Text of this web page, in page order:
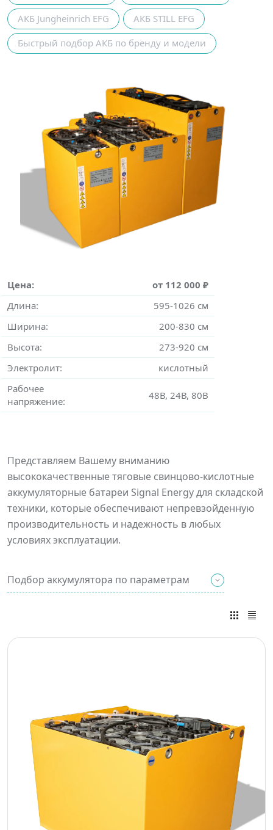
АКБ Jungheinrich EFG
АКБ STILL EFG
Быстрый подбор АКБ по бренду и модели
Цена:
от 112 000 ₽
Длина:
595-1026 см
Ширина:
200-830 см
Высота:
273-920 см
Электролит:
кислотный
Рабочее
напряжение:
48В, 24В, 80В
Представляем Вашему вниманию
высококачественные тяговые свинцово-кислотные
аккумуляторные батареи Signal Energy для складской
техники, которые обеспечивают непревзойденную
производительность и надежность в любых
условиях эксплуатации.
Подбор аккумулятора по параметрам
Введите известные вам